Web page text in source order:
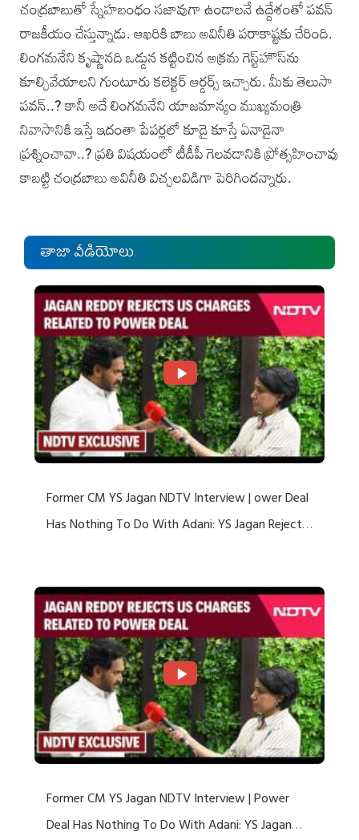
చంద్రబాబుతో స్నేహబంధం సజావుగా ఉండాలనే ఉద్దేశంతో పవన్‌
రాజకీయం చేస్తున్నాడు. ఆఖరికి బాబు అవినీతి పరాకాష్టకు చేరింది.
లింగమనేని కృష్ణానది ఒడ్డున కట్టించిన అక్రమ గెస్ట్‌హౌస్‌ను
కూల్చివేయాలని గుంటూరు కలెక్టర్‌ ఆర్డర్స్‌ ఇచ్చారు. మీకు తెలుసా
పవన్‌..? కానీ అదే లింగమనేని యాజమాన్యం ముఖ్యమంత్రి
నివాసానికి ఇస్తే ఇదంతా పేపర్లలో కూడై కూస్తే ఏనాడైనా
ప్రశ్నించావా..? ప్రతి విషయంలో టీడీపీ గెలవడానికి ప్రోత్సహించావు
కాబట్టి చంద్రబాబు అవినీతి విచ్చలవిడిగా పెరిగిందన్నారు.
తాజా వీడియోలు
Former CM YS Jagan NDTV Interview | ower Deal
Has Nothing To Do With Adani: YS Jagan Rejects
Former CM YS Jagan NDTV Interview | Power
Deal Has Nothing To Do With Adani: YS Jagan